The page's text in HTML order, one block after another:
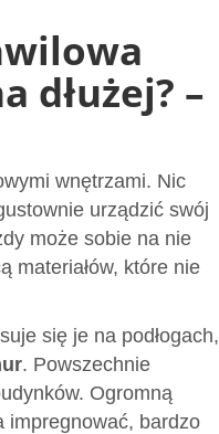
dłużej? –
wnętrzami. Nic
urządzić swój
może sobie na nie
materiałów, które nie
się je na podłogach,
. Powszechnie
Ogromną
impregnować, bardzo